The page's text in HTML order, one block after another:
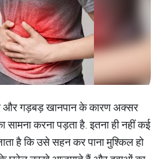
गड़बड़ खानपान के कारण अक्सर
सामना करना पड़ता है. इतना ही नहीं कई
है कि उसे सहन कर पाना मुश्किल हो